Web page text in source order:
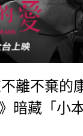
離不棄的
暗藏「小